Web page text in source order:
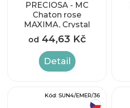
PRECIOSA - MC
Chaton rose
MAXIMA, Crystal
AB Hotfix, SS16 (cca
3,8-4mm)
od 44,63 Kč
Detail
Kód: SUN4/EMER/36